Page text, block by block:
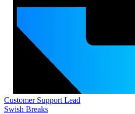
Customer Support Lead
Swish Breaks